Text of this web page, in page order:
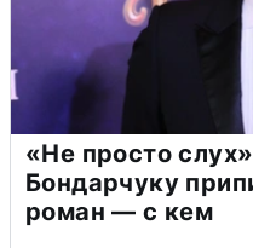
«Не просто
Бондарчуку
роман — с кем